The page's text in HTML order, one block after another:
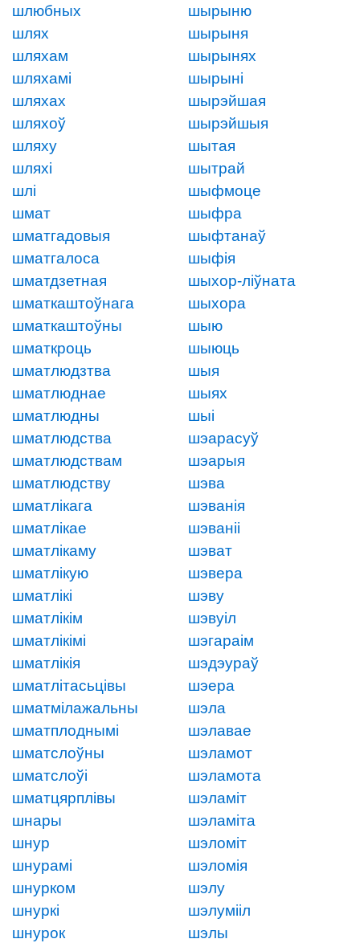
шлюбных
шлях
шляхам
шляхамі
шляхах
шляхоў
шляху
шляхі
шлі
шмат
шматгадовыя
шматгалоса
шматдзетная
шматкаштоўнага
шматкаштоўны
шматкроць
шматлюдзтва
шматлюднае
шматлюдны
шматлюдства
шматлюдствам
шматлюдству
шматлікага
шматлікае
шматлікаму
шматлікую
шматлікі
шматлікім
шматлікімі
шматлікія
шматлітасьцівы
шматмілажальны
шматплоднымі
шматслоўны
шматслоўі
шматцярплівы
шнары
шнур
шнурамі
шнурком
шнуркі
шнурок
шырыню
шырыня
шырынях
шырыні
шырэйшая
шырэйшыя
шытая
шытрай
шыфмоце
шыфра
шыфтанаў
шыфія
шыхор-ліўната
шыхора
шыю
шыюць
шыя
шыях
шыі
шэарасуў
шэарыя
шэва
шэванія
шэваніі
шэват
шэвера
шэву
шэвуіл
шэгараім
шэдэураў
шэера
шэла
шэлавае
шэламот
шэламота
шэламіт
шэламіта
шэломіт
шэломія
шэлу
шэлумііл
шэлы